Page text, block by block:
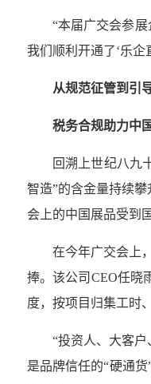
“本届广交会参
我们顺利开通了‘乐
从规范征管到引
税务合规助力中
回溯上世纪八九
智造”的含金量持续
会上的中国展品受到
在今年广交会上
捧。该公司CEO任晓
度，按项目归集工时
“投资人、大客
是品牌信任的“硬通